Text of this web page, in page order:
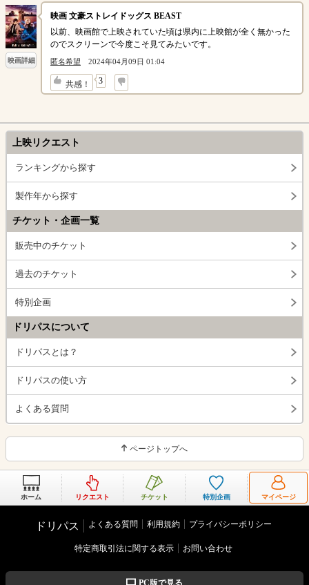
映画詳細
映画 文豪ストレイドッグス BEAST
以前、映画館で上映されていた頃は県内に上映館が全く無かった
のでスクリーンで今度こそ見てみたいです。
匿名希望 2024年04月09日 01:04
共感！ 3
↓
上映リクエスト
ランキングから探す
製作年から探す
チケット・企画一覧
販売中のチケット
過去のチケット
特別企画
ドリパスについて
ドリパスとは？
ドリパスの使い方
よくある質問
ページトップへ
ホーム リクエスト チケット 特別企画 マイページ
ドリパス よくある質問 利用規約 プライバシーポリシー
特定商取引法に関する表示 お問い合わせ
PC版で見る